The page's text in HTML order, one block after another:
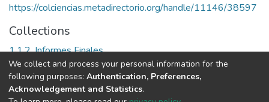
https://colciencias.metadirectorio.org/handle/11146/38597
Collections
1.1.2. Informes Finales
Full item page
We collect and process your personal information for the
following purposes: Authentication, Preferences,
Acknowledgement and Statistics.